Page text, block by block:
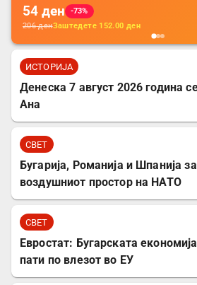
54 ден
-73%
206денЗаштедете 152.00 ден
ИСТОРИЈА
Денеска 7 август 2026 година
Ана
СВЕТ
Бугарија, Романија и Шпанија
воздушниот простор на НАТО
СВЕТ
Евростат: Бугарската
пати по влезот во ЕУ